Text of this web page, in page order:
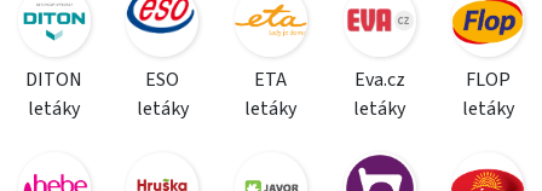
DITON
letáky
ESO
letáky
ETA
letáky
Eva.cz
letáky
FLOP
letáky